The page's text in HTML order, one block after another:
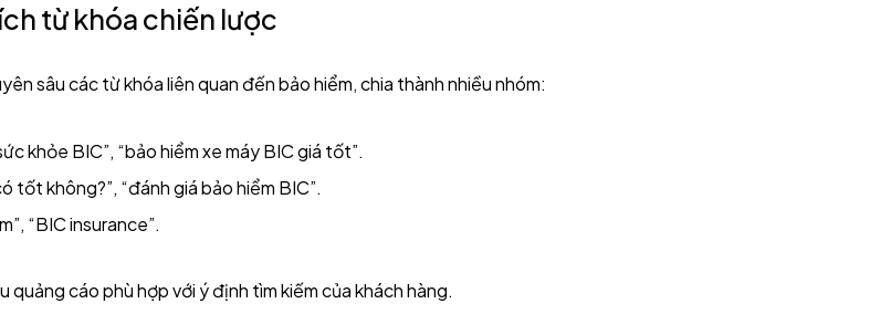
từ khóa chiến lược
sâu các từ khóa liên quan đến bảo hiểm, chia thành nhiều nhóm:
khỏe BIC”, “bảo hiểm xe máy BIC giá tốt”.
tốt không?”, “đánh giá bảo hiểm BIC”.
“BIC insurance”.
quảng cáo phù hợp với ý định tìm kiếm của khách hàng.